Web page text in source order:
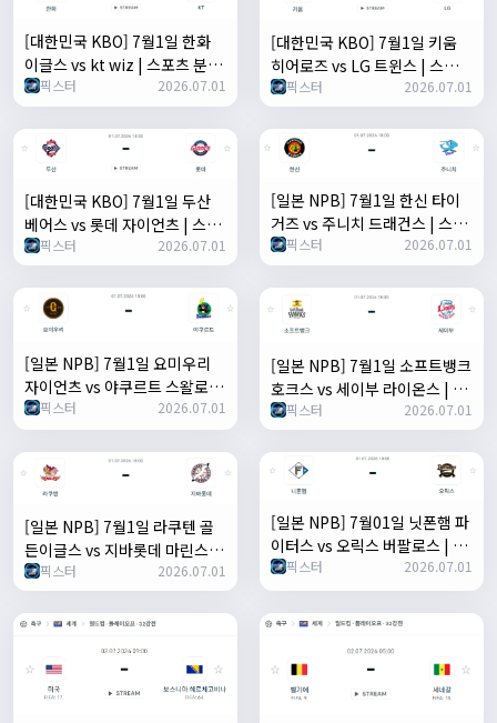
[대한민국 KBO] 7월1일 한화
이글스 vs kt wiz | 스포츠 분석
무료 중계 토친놈
픽스터 2026.07.01
[대한민국 KBO] 7월1일 키움
히어로즈 vs LG 트윈스 | 스포츠
분석 무료 중계 토친놈
픽스터 2026.07.01
[대한민국 KBO] 7월1일 두산
베어스 vs 롯데 자이언츠 | 스포
츠 분석 무료 중계 토친놈
픽스터 2026.07.01
[일본 NPB] 7월1일 한신 타이
거즈 vs 주니치 드래건스 | 스포
츠 분석 무료 중계 토친놈
픽스터 2026.07.01
[일본 NPB] 7월1일 요미우리
자이언츠 vs 야쿠르트 스왈로즈
| 스포츠 분석 무료 중계 토친놈
픽스터 2026.07.01
[일본 NPB] 7월1일 소프트뱅크
호크스 vs 세이부 라이온스 | 스
포츠 분석 무료 중계 토친놈
픽스터 2026.07.01
[일본 NPB] 7월1일 라쿠텐 골
든이글스 vs 지바롯데 마린스 |
스포츠 분석 무료 중계 토친놈
픽스터 2026.07.01
[일본 NPB] 7월01일 닛폰햄 파
이터스 vs 오릭스 버팔로스 | 스
포츠 분석 무료 중계 토친놈
픽스터 2026.07.01